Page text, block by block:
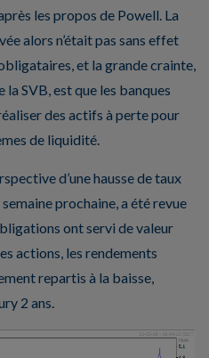
les propos de Powell. La
alors n’était pas sans effet
et la grande crainte,
la SVB, est que les banques
des actifs à perte pour
de liquidité.
d’une hausse de taux
prochaine, a été revue
ont servi de valeur
actions, les rendements
repartis à la baisse,
2 ans.